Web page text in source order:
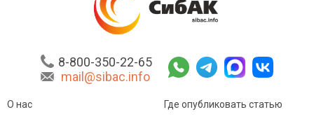
8-800-350-22-65
mail@sibac.info
О нас
Где опубликовать статью